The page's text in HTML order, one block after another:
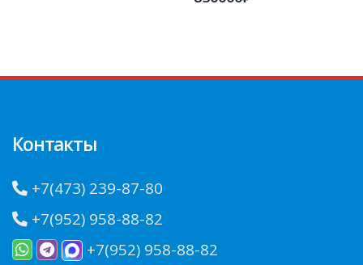
Контакты
+7(473) 239-87-80
+7(952) 958-88-82
+7(952) 958-88-82